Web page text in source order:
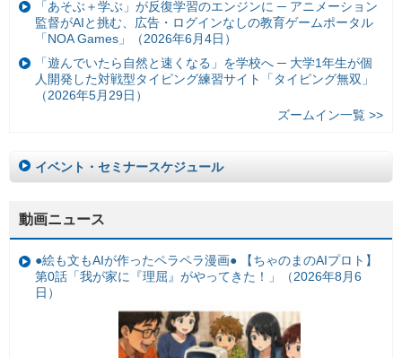
「あそぶ＋学ぶ」が反復学習のエンジンに ─ アニメーション
監督がAIと挑む、広告・ログインなしの教育ゲームポータル
「NOA Games」（2026年6月4日）
「遊んでいたら自然と速くなる」を学校へ ─ 大学1年生が個
人開発した対戦型タイピング練習サイト「タイピング無双」
（2026年5月29日）
ズームイン一覧 >>
イベント・セミナースケジュール
動画ニュース
●絵も文もAIが作ったペラペラ漫画● 【ちゃのまのAIプロト】
第0話「我が家に『理屈』がやってきた！」（2026年8月6
日）